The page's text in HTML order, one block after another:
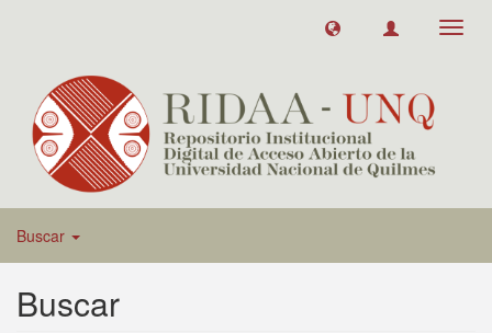
Buscar
Buscar